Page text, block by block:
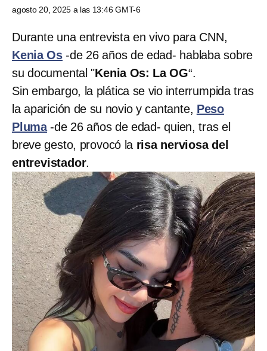
agosto 20, 2025 a las 13:46 GMT-6
Durante una entrevista en vivo para CNN,
Kenia Os -de 26 años de edad- hablaba sobre
su documental "Kenia Os: La OG“.
Sin embargo, la plática se vio interrumpida tras
la aparición de su novio y cantante, Peso
Pluma-de 26 años de edad- quien, tras el
breve gesto, provocó la risa nerviosa del
entrevistador.